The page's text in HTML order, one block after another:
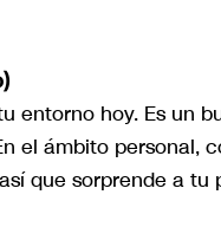
entorno hoy. Es un
el ámbito personal,
que sorprende a